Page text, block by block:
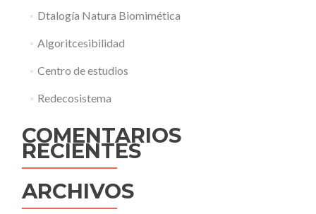
Dtalogía Natura Biomimética
Algoritcesibilidad
Centro de estudios
Redecosistema
COMENTARIOS
RECIENTES
ARCHIVOS